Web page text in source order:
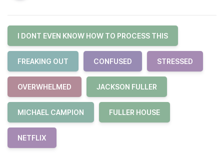
I DONT EVEN KNOW HOW TO PROCESS THIS
FREAKING OUT CONFUSED STRESSED
OVERWHELMED JACKSON FULLER
MICHAEL CAMPION FULLER HOUSE
NETFLIX